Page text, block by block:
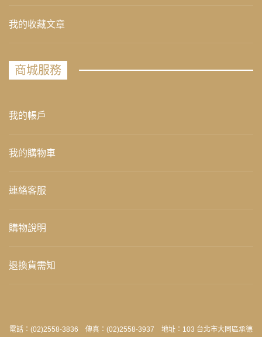
我的收藏文章
商城服務
我的帳戶
我的購物車
連絡客服
購物說明
退換貨需知
電話：(02)2558-3836 傳真：(02)2558-3937 地址：103 台北市大同區承德